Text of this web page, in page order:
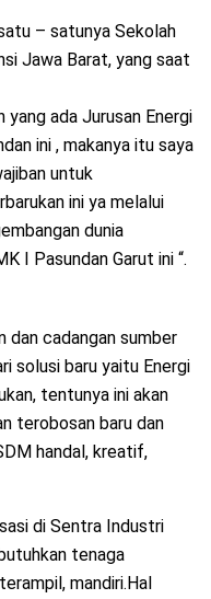
– satunya Sekolah
Jawa Barat, yang saat
yang ada Jurusan Energi
ini , makanya itu saya
untuk
ini ya melalui
dunia
I Pasundan Garut ini “.
dan cadangan sumber
solusi baru yaitu Energi
tentunya ini akan
terobosan baru dan
handal, kreatif,
di Sentra Industri
tenaga
mandiri.Hal